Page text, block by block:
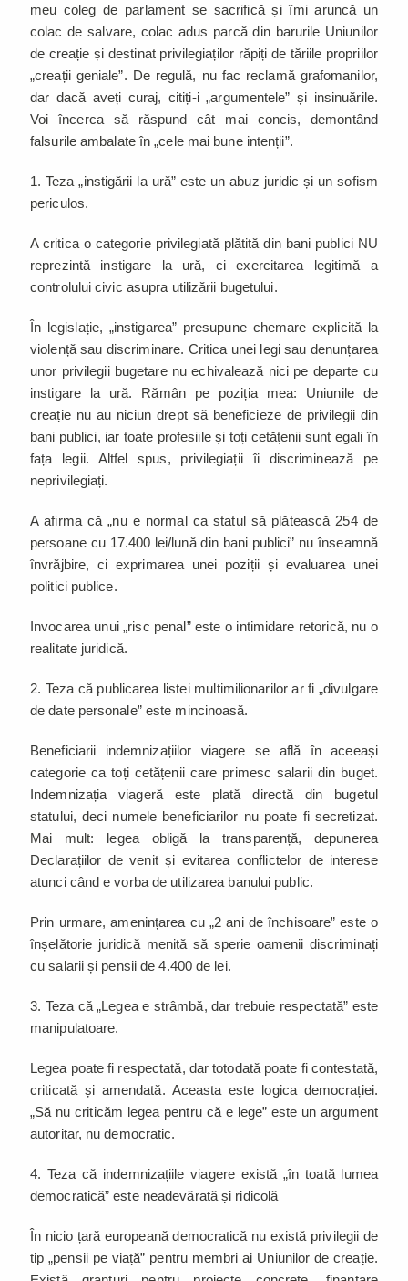
meu coleg de parlament se sacrifică și îmi aruncă un
colac de salvare, colac adus parcă din barurile Uniunilor
de creație și destinat privilegiaților răpiți de tăriile propriilor
„creații geniale”. De regulă, nu fac reclamă grafomanilor,
dar dacă aveți curaj, citiți-i „argumentele” și insinuările.
Voi încerca să răspund cât mai concis, demontând
falsurile ambalate în „cele mai bune intenții”.
1. Teza „instigării la ură” este un abuz juridic și un sofism
periculos.
A critica o categorie privilegiată plătită din bani publici NU
reprezintă instigare la ură, ci exercitarea legitimă a
controlului civic asupra utilizării bugetului.
În legislație, „instigarea” presupune chemare explicită la
violență sau discriminare. Critica unei legi sau denunțarea
unor privilegii bugetare nu echivalează nici pe departe cu
instigare la ură. Rămân pe poziția mea: Uniunile de
creație nu au niciun drept să beneficieze de privilegii din
bani publici, iar toate profesiile și toți cetățenii sunt egali în
fața legii. Altfel spus, privilegiații îi discriminează pe
neprivilegiați.
A afirma că „nu e normal ca statul să plătească 254 de
persoane cu 17.400 lei/lună din bani publici” nu înseamnă
învrăjbire, ci exprimarea unei poziții și evaluarea unei
politici publice.
Invocarea unui „risc penal” este o intimidare retorică, nu o
realitate juridică.
2. Teza că publicarea listei multimilionarilor ar fi „divulgare
de date personale” este mincinoasă.
Beneficiarii indemnizațiilor viagere se află în aceeași
categorie ca toți cetățenii care primesc salarii din buget.
Indemnizația viageră este plată directă din bugetul
statului, deci numele beneficiarilor nu poate fi secretizat.
Mai mult: legea obligă la transparență, depunerea
Declarațiilor de venit și evitarea conflictelor de interese
atunci când e vorba de utilizarea banului public.
Prin urmare, amenințarea cu „2 ani de închisoare” este o
înșelătorie juridică menită să sperie oamenii discriminați
cu salarii și pensii de 4.400 de lei.
3. Teza că „Legea e strâmbă, dar trebuie respectată” este
manipulatoare.
Legea poate fi respectată, dar totodată poate fi contestată,
criticată și amendată. Aceasta este logica democrației.
„Să nu criticăm legea pentru că e lege” este un argument
autoritar, nu democratic.
4. Teza că indemnizațiile viagere există „în toată lumea
democratică” este neadevărată și ridicolă
În nicio țară europeană democratică nu există privilegii de
tip „pensii pe viață” pentru membri ai Uniunilor de creație.